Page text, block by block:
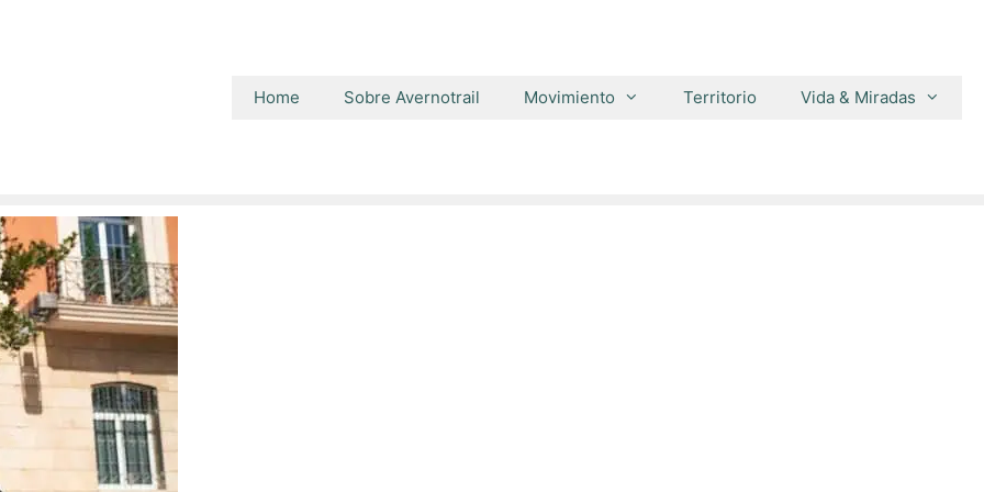
Home
Sobre Avernotrail Movimiento Territorio Vida & Miradas